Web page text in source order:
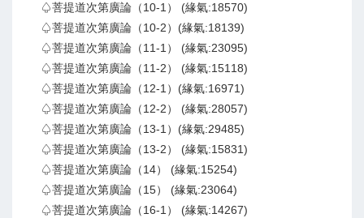
♤菩提道次第廣論（10-1） (緣氣:18570)
♤菩提道次第廣論（10-2）(緣氣:18139)
♤菩提道次第廣論（11-1） (緣氣:23095)
♤菩提道次第廣論（11-2） (緣氣:15118)
♤菩提道次第廣論（12-1）(緣氣:16971)
♤菩提道次第廣論（12-2） (緣氣:28057)
♤菩提道次第廣論（13-1）(緣氣:29485)
♤菩提道次第廣論（13-2） (緣氣:15831)
♤菩提道次第廣論（14） (緣氣:15254)
♤菩提道次第廣論（15） (緣氣:23064)
♤菩提道次第廣論（16-1） (緣氣:14267)